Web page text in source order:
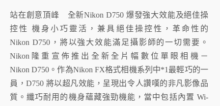
站在創意頂峰 全新Nikon D750 爆發強大效能及絕佳操
控性 機身小巧靈活，兼具絕佳操控性，革命性的
Nikon D750，將以強大效能滿足攝影師的一切需要。
Nikon隆重宣佈推出全新全片幅數位單眼相機－
Nikon D750。作為Nikon FX格式相機系列中*1最輕巧的一
員，D750 將以超凡效能，呈現出令人讚嘆的非凡影像品
質。纖巧耐用的機身蘊藏強勁機能，當中包括內置 Wi-